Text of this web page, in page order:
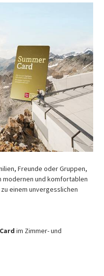
Freunde oder Gruppen,
modernen und komfortablen
einem unvergesslichen
im Zimmer- und